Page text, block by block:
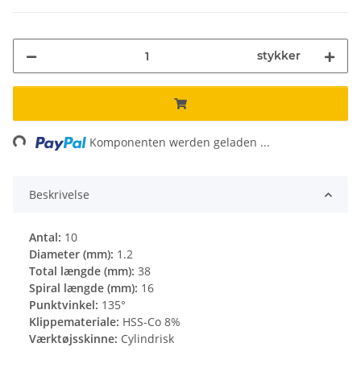
stykker
Komponenten werden geladen ...
Beskrivelse
Antal: 10
Diameter (mm): 1.2
Total længde (mm): 38
Spiral længde (mm): 16
Punktvinkel: 135°
Klippemateriale: HSS-Co 8%
Værktøjsskinne: Cylindrisk